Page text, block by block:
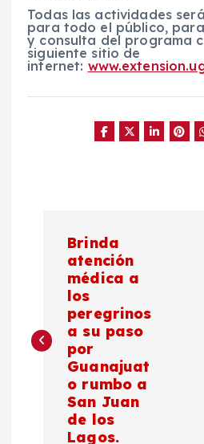
Todas las actividades
para todo el público,
y consulta del programa
siguiente sitio de
internet:
e
Brinda
atención
médica a
los
peregrinos
a su paso
por
Guanajuat
o rumbo a
San Juan
de los
Lagos.